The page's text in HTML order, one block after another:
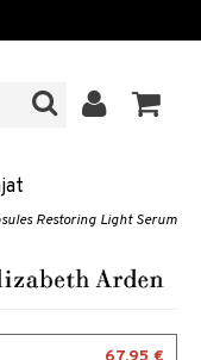
Restoring Light Serum